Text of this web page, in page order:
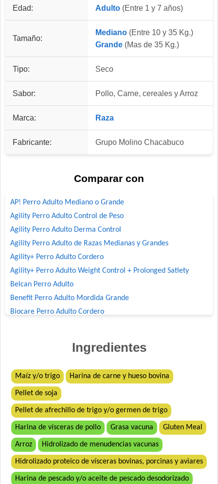
Edad: Adulto (Entre 1 y 7 años)
Tamaño:
Mediano (Entre 10 y 35 Kg.)
Grande (Mas de 35 Kg.)
Tipo: Seco
Sabor: Pollo, Carne, cereales y Arroz
Marca: Raza
Fabricante: Grupo Molino Chacabuco
Comparar con
AP! Perro Adulto Mediano o Grande
Agility Perro Adulto Control de Peso
Agility Perro Adulto Derma Control
Agility Perro Adulto de Razas Medianas y Grandes
Agility+ Perro Adulto Cordero
Agility+ Perro Adulto Weight Control + Prolonged Satiety
Belcan Perro Adulto
Benefit Perro Adulto Mordida Grande
Biocare Perro Adulto Cordero
Bonelo Perro Adulto de Razas Medianas y Grandes
Brio Perro Adulto
Cacique Nahuel Perro Adulto
Can Active Perro Adulto Mordida Grande
Capitán Perro Adulto
Cari Amici Perro Adulto Carne, Pollo y Vegetales
Cari Amici Perro Sabor Carnes Argentinas
Cari Amici Perro Sabor Carnes Argentinas
Company Perro Adulto
Ingredientes
Maíz y/o trigo Harina de carne y hueso bovina
Pellet de soja
Pellet de afrechillo de trigo y/o germen de trigo
Harina de vísceras de pollo Grasa vacuna Gluten Meal
Arroz Hidrolizado de menudencias vacunas
Hidrolizado proteico de vísceras bovinas, porcinas y aviares
Harina de pescado y/o aceite de pescado desodorizado